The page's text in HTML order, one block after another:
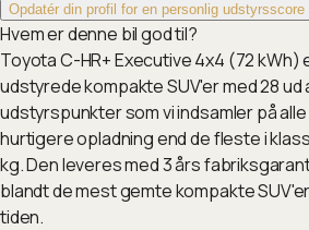
Opdatér din profil for en personlig
Hvem er denne bil god til?
Toyota C-HR+ Executive 4x4 (72 kWh)
udstyrede kompakte SUV'er med 28 ud
udstyrspunkter som vi indsamler på
hurtigere opladning end de fleste i
kg. Den leveres med 3 års
blandt de mest gemte kompakte
tiden.